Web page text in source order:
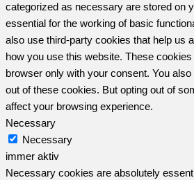
categorized as necessary are stored on
essential for the working of basic
also use third-party cookies that help us
how you use this website. These
browser only with your consent. You
out of these cookies. But opting out of
affect your browsing experience.
Necessary
Necessary
immer aktiv
Necessary cookies are absolutely